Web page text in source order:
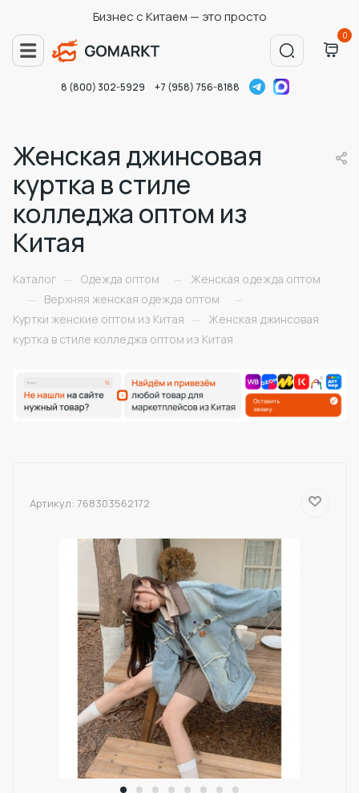
Бизнес с Китаем — это просто
0
8 (800) 302-5929 +7 (958) 756-8188
Женская джинсовая
куртка в стиле
колледжа оптом из
Китая
Каталог — Одежда оптом —
Женская одежда оптом
—
Верхняя женская одежда оптом
—
Куртки женские оптом из Китая —
Женская джинсовая
куртка в стиле колледжа оптом из Китая
Артикул: 768303562172